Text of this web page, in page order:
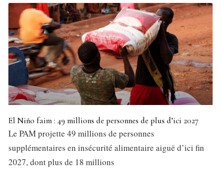
El Niño faim : 49 millions de personnes de plus d’ici 2027
Le PAM projette 49 millions de personnes
supplémentaires en insécurité alimentaire aiguë d’ici fin
2027, dont plus de 18 millions